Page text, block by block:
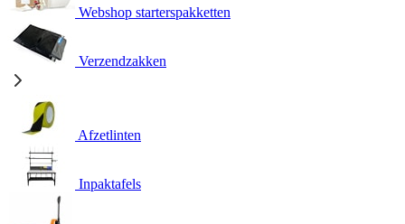
Webshop starterspakketten
Verzendzakken
Afzetlinten
Inpaktafels